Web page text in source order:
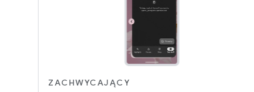
ZACHWYCAJĄCY